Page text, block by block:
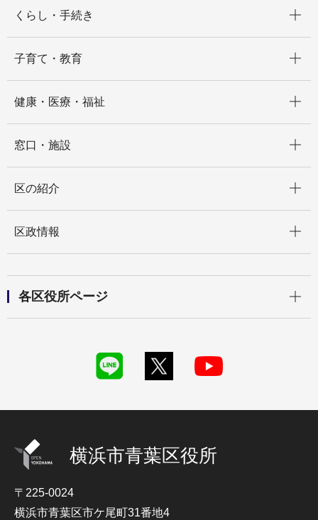
くらし・手続き
子育て・教育
健康・医療・福祉
窓口・施設
区の紹介
区政情報
各区役所ページ
横浜市青葉区役所
〒225-0024
横浜市青葉区市ケ尾町31番地4